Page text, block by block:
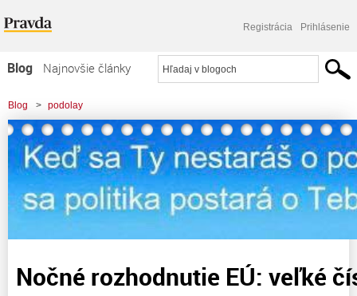
Registrácia Prihlásenie
Blog
Najnovšie články
Najčítanejšie články
Najkomentovanejšie články
Zoznam blogov
Komerčné blogy
Blog > podolay
> Nočné rozhodnutie EÚ: veľké čísla, málo obsahu – a nebezpečný precedens
Nočné rozhodnutie EÚ: veľké